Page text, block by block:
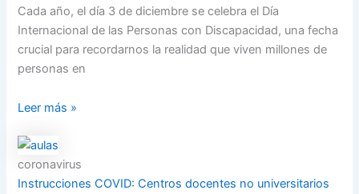
Cada año, el día 3 de diciembre se celebra el Día
Internacional de las Personas con Discapacidad, una fecha
crucial para recordarnos la realidad que viven millones de
personas en
Leer más »
coronavirus
Instrucciones COVID: Centros docentes no universitarios